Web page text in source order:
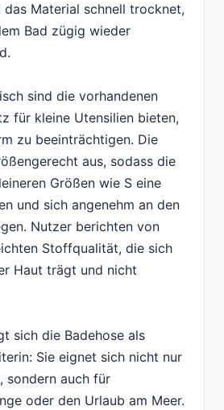
das Material schnell trocknet,
Bad zügig wieder
sind die vorhandenen
für kleine Utensilien bieten,
zu beeinträchtigen. Die
aus, sodass die
Größen wie S eine
und sich angenehm an den
Nutzer berichten von
Stoffqualität, die sich
Haut trägt und nicht
sich die Badehose als
Sie eignet sich nicht nur
sondern auch für
oder den Urlaub am Meer.